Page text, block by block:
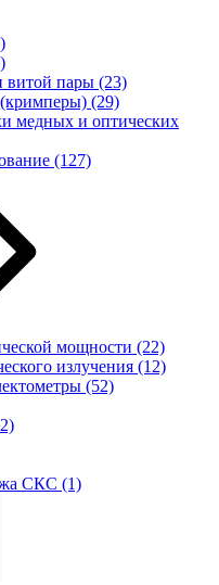
витой пары (23)
(29)
медных и оптических
(127)
мощности (22)
излучения (12)
(52)
СКС (1)